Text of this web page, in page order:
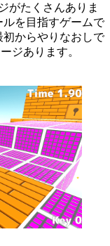
がたくさんありま
を目指すゲームで
からやりなおしで
ジあります。